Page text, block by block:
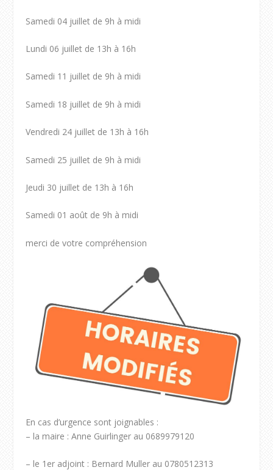
Samedi 04 juillet de 9h à midi
Lundi 06 juillet de 13h à 16h
Samedi 11 juillet de 9h à midi
Samedi 18 juillet de 9h à midi
Vendredi 24 juillet de 13h à 16h
Samedi 25 juillet de 9h à midi
Jeudi 30 juillet de 13h à 16h
Samedi 01 août de 9h à midi
merci de votre compréhension
En cas d’urgence sont joignables :
– la maire : Anne Guirlinger au 0689979120
– le 1er adjoint : Bernard Muller au 0780512313